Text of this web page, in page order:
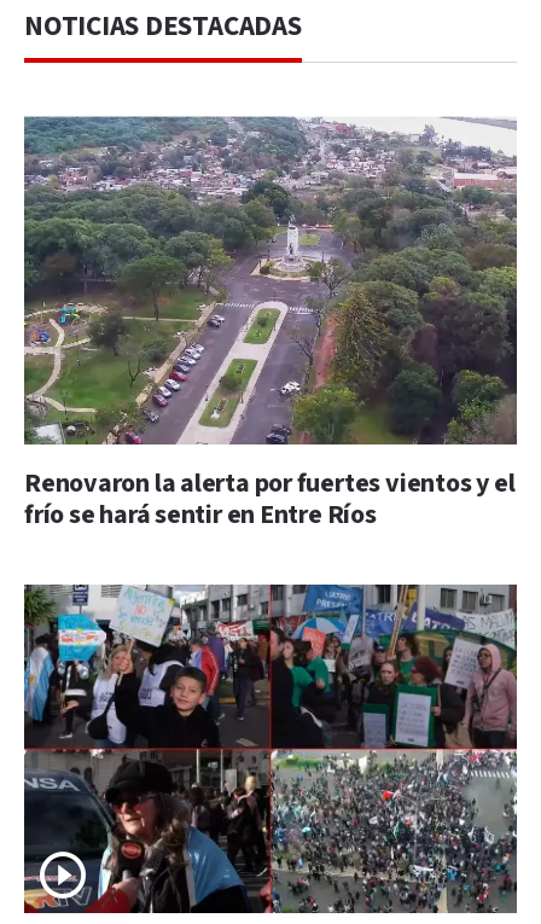
NOTICIAS DESTACADAS
Renovaron la alerta por fuertes vientos y el
frío se hará sentir en Entre Ríos